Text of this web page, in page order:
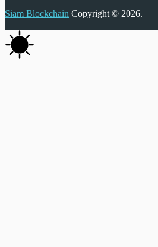
Siam Blockchain Copyright © 2026.